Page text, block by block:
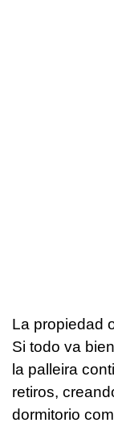
La propiedad
Si todo va
la palleira
retiros,
dormitorio